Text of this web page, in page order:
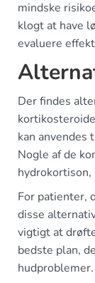
mindske
klogt at have
evaluere
Der findes
kan
Nogle af de
For patienter,
disse
vigtigt at
bedste plan,
hudproblemer.